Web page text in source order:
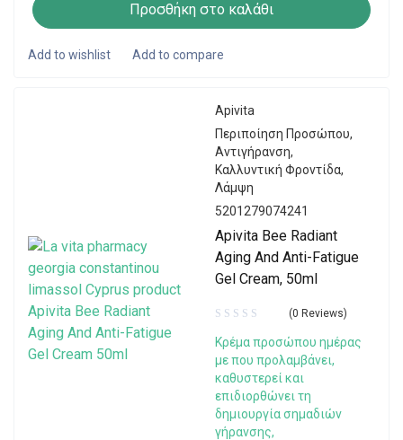
Προσθήκη στο καλάθι
Apivita
Περιποίηση Προσώπου,
Αντιγήρανση,
Καλλυντική Φροντίδα,
Λάμψη
5201279074241
Apivita Bee Radiant
Aging And Anti-Fatigue
Gel Cream, 50ml
(0 Reviews)
Κρέμα προσώπου ημέρας
με που προλαμβάνει,
καθυστερεί και
επιδιορθώνει τη
δημιουργία σημαδιών
γήρανσης,